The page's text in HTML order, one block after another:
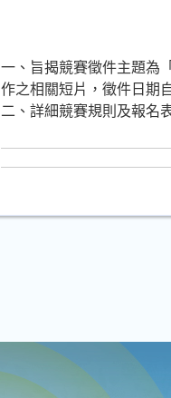
一、旨揭競賽徵件主題為
作之相關短片，徵件日期
二、詳細競賽規則及報名